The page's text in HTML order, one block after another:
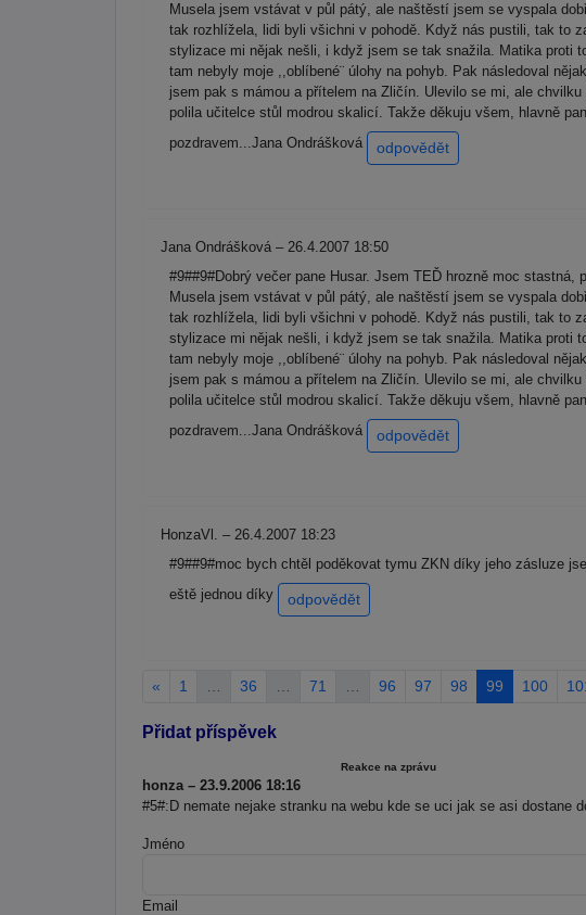
Musela jsem vstávat v půl pátý, ale naštěstí jsem se vyspala
tak rozhlížela, lidi byli všichni v pohodě. Když nás pustili, tak to
stylizace mi nějak nešli, i když jsem se tak snažila. Matika proti
tam nebyly moje ,,oblíbené¨ úlohy na pohyb. Pak následoval
jsem pak s mámou a přítelem na Zličín. Ulevilo se mi, ale
polila učitelce stůl modrou skalicí. Takže děkuju všem, hlavně
pozdravem...Jana Ondrášková
odpovědět
Jana Ondrášková – 26.4.2007 18:50
#9##9#Dobrý večer pane Husar. Jsem TEĎ hrozně moc
Musela jsem vstávat v půl pátý, ale naštěstí jsem se vyspala
tak rozhlížela, lidi byli všichni v pohodě. Když nás pustili, tak to
stylizace mi nějak nešli, i když jsem se tak snažila. Matika proti
tam nebyly moje ,,oblíbené¨ úlohy na pohyb. Pak následoval
jsem pak s mámou a přítelem na Zličín. Ulevilo se mi, ale
polila učitelce stůl modrou skalicí. Takže děkuju všem, hlavně
pozdravem...Jana Ondrášková
odpovědět
HonzaVl. – 26.4.2007 18:23
#9##9#moc bych chtěl poděkovat tymu ZKN díky jeho zásluze
eště jednou díky
odpovědět
« 1 36 71 96 97 98 99 100
Přidat příspěvek
Reakce na zprávu
honza – 23.9.2006 18:16
#5#:D nemate nejake stranku na webu kde se uci jak se asi dostane
Jméno
Email